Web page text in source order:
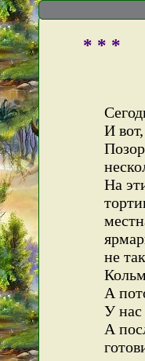
* * *
И
На
не
А
У нас
А